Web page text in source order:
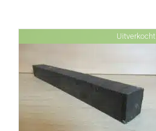
Uitverkocht